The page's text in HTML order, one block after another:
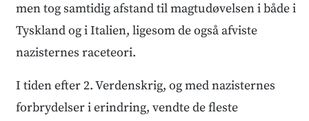
men tog samtidig afstand til magtudøvelsen i både i
Tyskland og i Italien, ligesom de også afviste
nazisternes raceteori.
I tiden efter 2. Verdenskrig, og med nazisternes
forbrydelser i erindring, vendte de fleste